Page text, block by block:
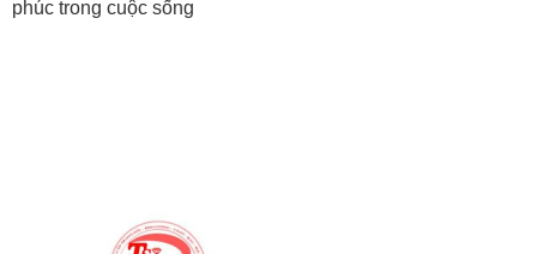
phúc trong cuộc sống